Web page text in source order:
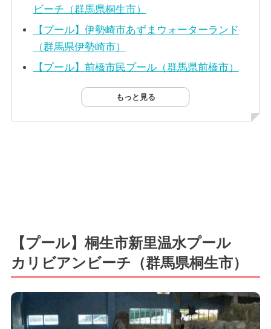
ビーチ（群馬県桐生市）
【プール】伊勢崎市あずまウォーターランド
（群馬県伊勢崎市）
【プール】前橋市民プール（群馬県前橋市）
もっと見る
【プール】桐生市新里温水プール
カリビアンビーチ（群馬県桐生市）